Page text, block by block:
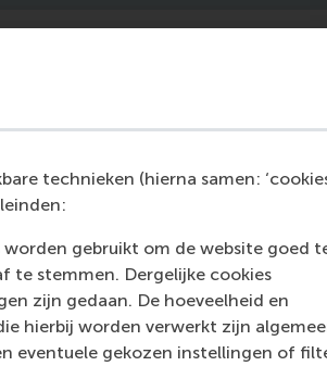
technieken (hierna samen:
gebruikt om de website goed
te stemmen. Dergelijke cookies
zijn gedaan. De hoeveelheid en
hierbij worden verwerkt zijn
eventuele gekozen instellingen of